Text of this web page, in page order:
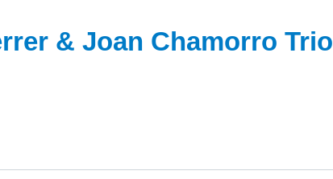
& Joan Chamorro Trio